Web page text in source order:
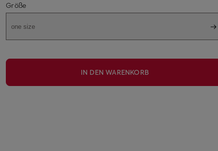
Größe
one size
IN DEN WARENKORB